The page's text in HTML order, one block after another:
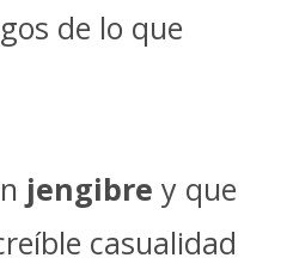
de lo que
jengibre y que
casualidad